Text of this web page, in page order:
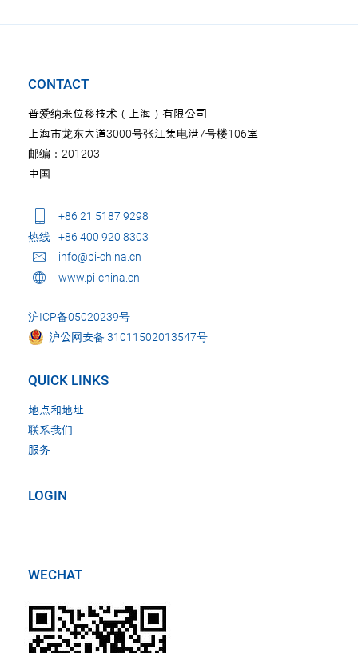
CONTACT
普爱纳米位移技术（上海）有限公司
上海市龙东大道3000号张江集电港7号楼106室
邮编：201203
中国
+86 21 5187 9298
热线
+86 400 920 8303
info@pi-china.cn
www.pi-china.cn
沪ICP备05020239号
沪公网安备 31011502013547号
QUICK LINKS
地点和地址
联系我们
服务
LOGIN
WECHAT